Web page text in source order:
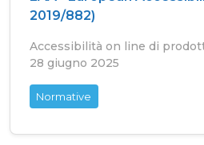
2019/882)
Accessibilità on line di
28 giugno 2025
Normative